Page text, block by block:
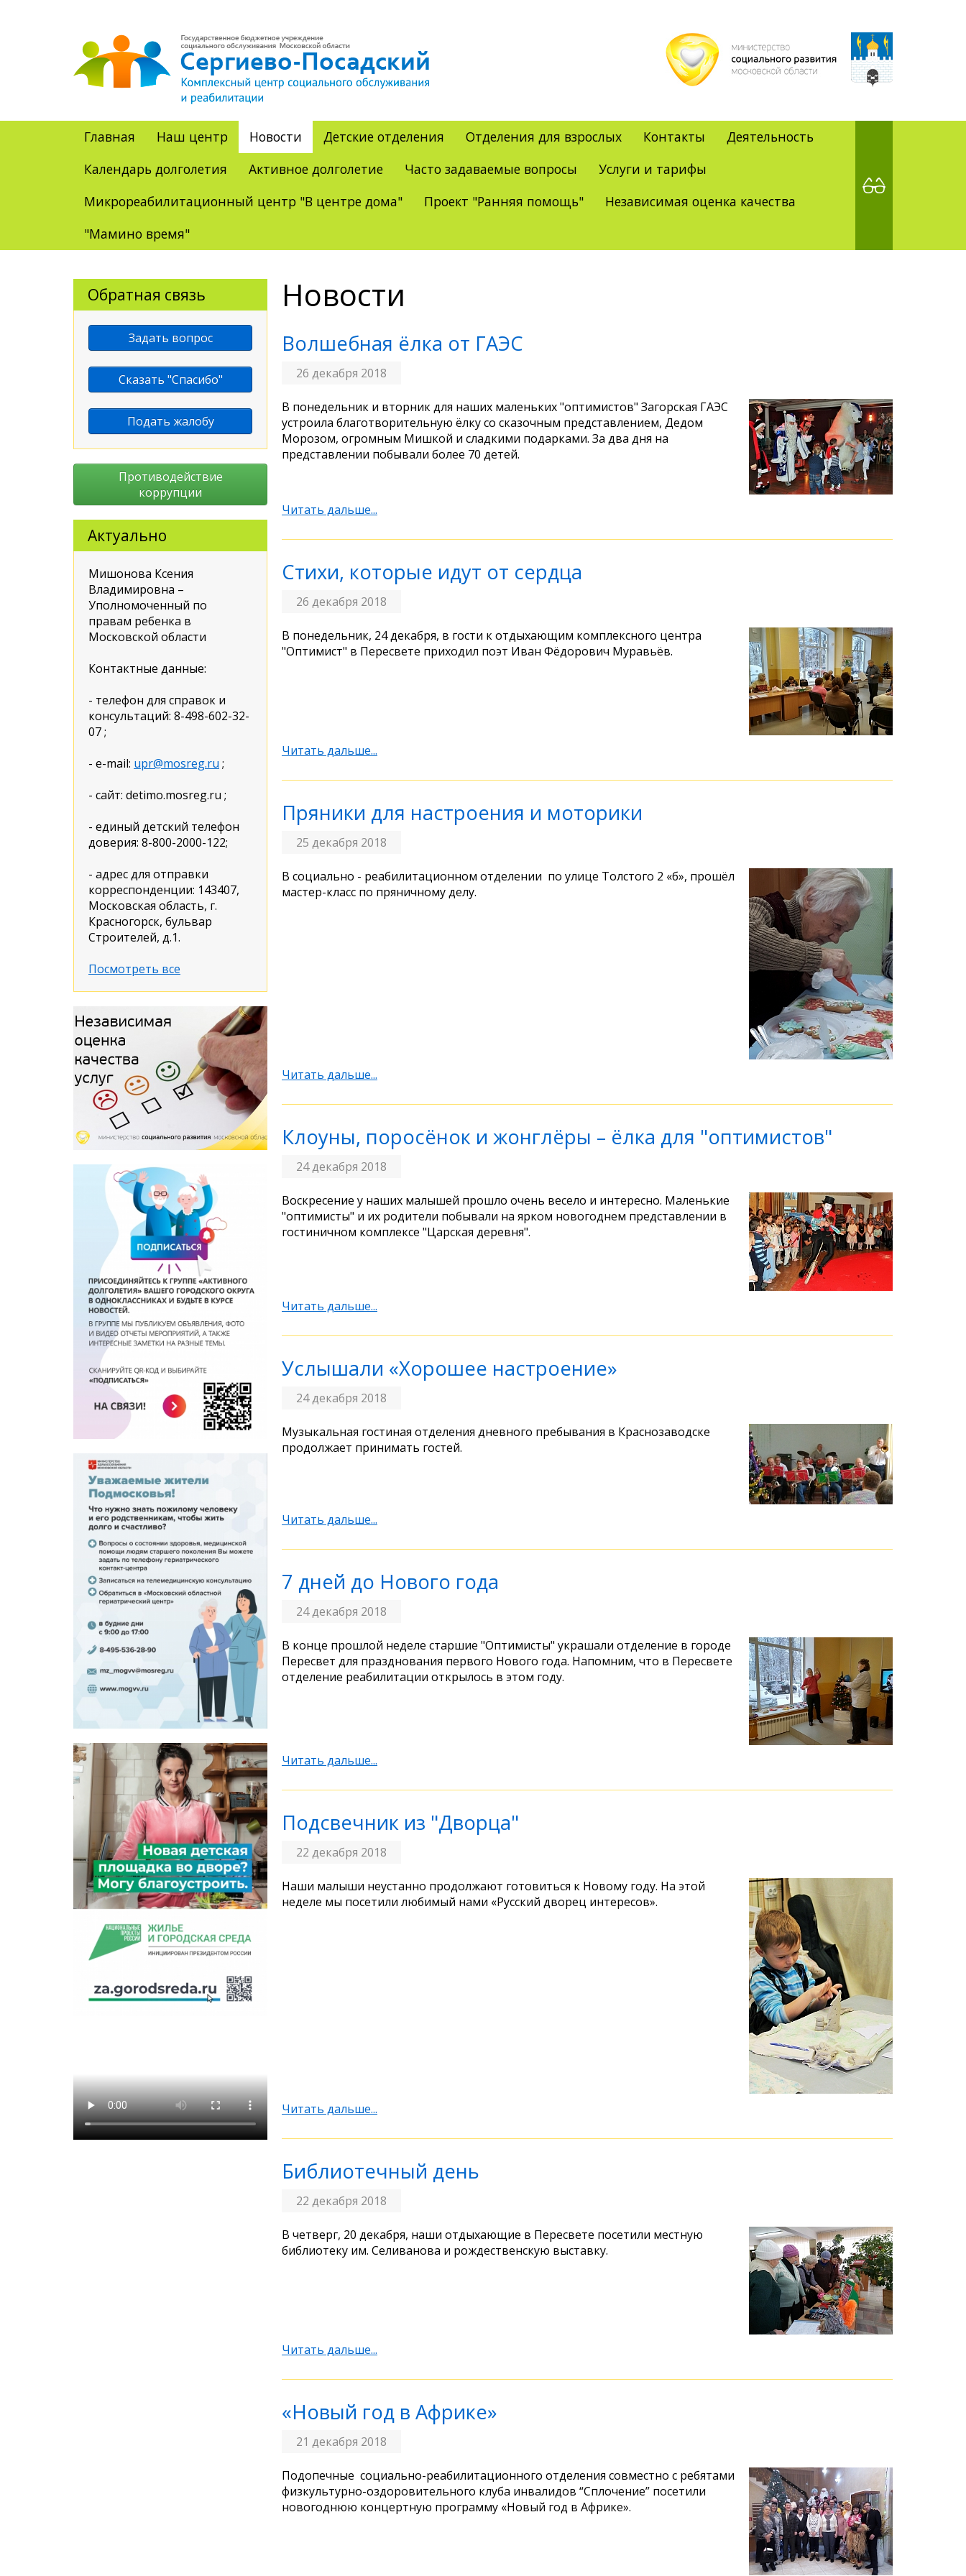
Главная Наш центр Новости Детские отделения Отделения для взрослых Контакты
Деятельность
Календарь долголетия
Активное долголетие Часто задаваемые вопросы
Услуги и тарифы
Микрореабилитационный центр "В центре дома"
Проект "Ранняя помощь"
Независимая оценка качества
"Мамино время"
Новости
Волшебная ёлка от ГАЭС
26 декабря 2018
В понедельник и вторник для наших маленьких "оптимистов" Загорская ГАЭС
устроила благотворительную ёлку со сказочным представлением, Дедом
Морозом, огромным Мишкой и сладкими подарками. За два дня на
представлении побывали более 70 детей.
Читать дальше...
Стихи, которые идут от сердца
26 декабря 2018
В понедельник, 24 декабря, в гости к отдыхающим комплексного центра
"Оптимист" в Пересвете приходил поэт Иван Фёдорович Муравьёв.
Читать дальше...
Пряники для настроения и моторики
25 декабря 2018
В социально - реабилитационном отделении по улице Толстого 2 «б», прошёл
мастер-класс по пряничному делу.
Читать дальше...
Клоуны, поросёнок и жонглёры – ёлка для "оптимистов"
24 декабря 2018
Воскресение у наших малышей прошло очень весело и интересно. Маленькие
"оптимисты" и их родители побывали на ярком новогоднем представлении в
гостиничном комплексе "Царская деревня".
Читать дальше...
Услышали «Хорошее настроение»
24 декабря 2018
Музыкальная гостиная отделения дневного пребывания в Краснозаводске
продолжает принимать гостей.
Читать дальше...
7 дней до Нового года
24 декабря 2018
В конце прошлой неделе старшие "Оптимисты" украшали отделение в городе
Пересвет для празднования первого Нового года. Напомним, что в Пересвете
отделение реабилитации открылось в этом году.
Читать дальше...
Подсвечник из "Дворца"
22 декабря 2018
Наши малыши неустанно продолжают готовиться к Новому году. На этой
неделе мы посетили любимый нами «Русский дворец интересов».
Читать дальше...
Библиотечный день
22 декабря 2018
В четверг, 20 декабря, наши отдыхающие в Пересвете посетили местную
библиотеку им. Селиванова и рождественскую выставку.
Читать дальше...
«Новый год в Африке»
21 декабря 2018
Подопечные социально-реабилитационного отделения совместно с ребятами
физкультурно-оздоровительного клуба инвалидов “Сплочение” посетили
новогоднюю концертную программу «Новый год в Африке».
Обратная связь
Задать вопрос
Сказать "Спасибо"
Подать жалобу
Противодействие
коррупции
Актуально
Мишонова Ксения
Владимировна –
Уполномоченный по
правам ребенка в
Московской области
Контактные данные:
- телефон для справок и
консультаций: 8-498-602-32-
07 ;
- e-mail: upr@mosreg.ru ;
- сайт: detimo.mosreg.ru ;
- единый детский телефон
доверия: 8-800-2000-122;
- адрес для отправки
корреспонденции: 143407,
Московская область, г.
Красногорск, бульвар
Строителей, д.1.
Посмотреть все